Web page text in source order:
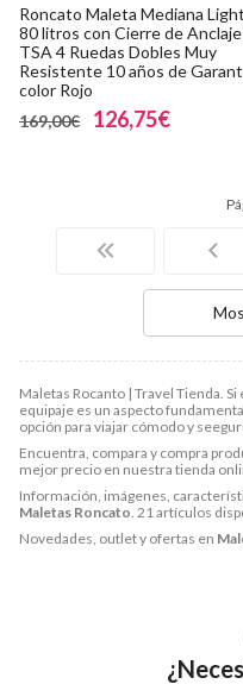
Maletas Rocanto | Travel Tienda.
equipaje es un aspecto
opción para viajar cómodo y
Encuentra, compara y compra
mejor precio en nuestra tienda
Información, imágenes,
Maletas Roncato. 21 artículos
Novedades, outlet y ofertas en
Roncato Maleta Mediana Light
80 litros con Cierre de Anclaje
TSA 4 Ruedas Dobles Muy
Resistente 10 años de
color Rojo
169,00€
126,75€